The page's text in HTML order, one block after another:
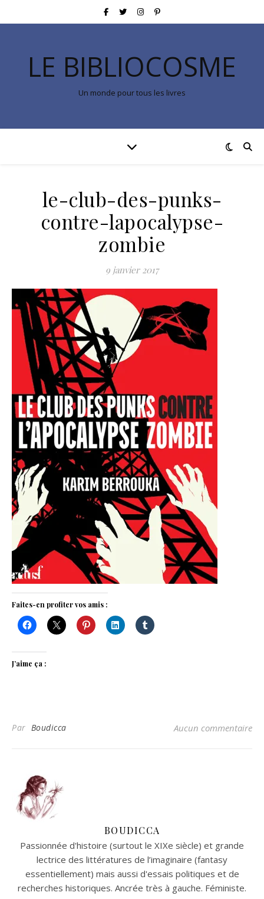
LE BIBLIOCOSME
Un monde pour tous les livres
le-club-des-punks-
contre-lapocalypse-
zombie
9 janvier 2017
Faites-en profiter vos amis :
J’aime ça :
Par Boudicca Aucun commentaire
BOUDICCA
Passionnée d'histoire (surtout le XIXe siècle) et grande
lectrice des littératures de l’imaginaire (fantasy
essentiellement) mais aussi d'essais politiques et de
recherches historiques. Ancrée très à gauche. Féministe.